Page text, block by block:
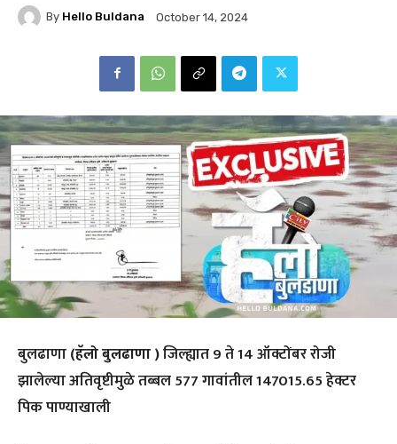
By Hello Buldana October 14, 2024
बुलढाणा(हॅलो बुलढाणा )जिल्ह्यात 9 ते 14 ऑक्टोंबर रोजी
झालेल्या अतिवृष्टीमुळे तब्बल 577 गावांतील 147015.65 हेक्टर
पिक पाण्याखाली